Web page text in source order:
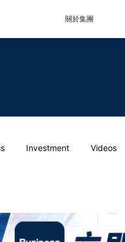
關於集團
Investment Videos